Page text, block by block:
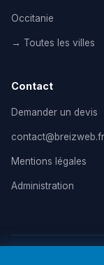
Occitanie
→ Toutes les villes
Contact
Demander un devis
contact@breizweb.fr
Mentions légales
Administration
© 2026